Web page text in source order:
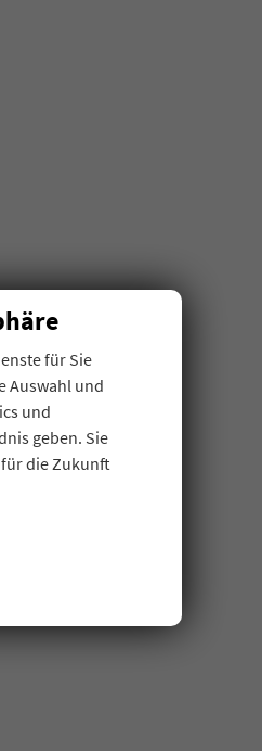
für Sie
Auswahl und
und
geben. Sie
die Zukunft